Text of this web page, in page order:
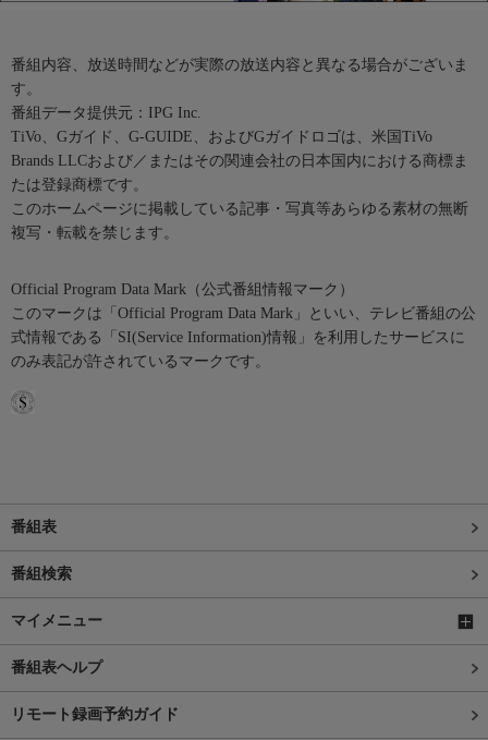
番組内容、放送時間などが実際の放送内容と異なる場合がございま
す。
番組データ提供元：IPG Inc.
TiVo、Gガイド、G-GUIDE、およびGガイドロゴは、米国TiVo
Brands LLCおよび／またはその関連会社の日本国内における商標ま
たは登録商標です。
このホームページに掲載している記事・写真等あらゆる素材の無断
複写・転載を禁じます。
Official Program Data Mark（公式番組情報マーク）
このマークは「Official Program Data Mark」といい、テレビ番組の公
式情報である「SI(Service Information)情報」を利用したサービスに
のみ表記が許されているマークです。
番組表
番組検索
マイメニュー
番組表ヘルプ
リモート録画予約ガイド